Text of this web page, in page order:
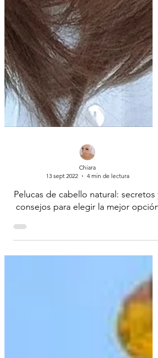
Chiara
13 sept 2022
4 min de lectura
consejos para elegir la mejor opción